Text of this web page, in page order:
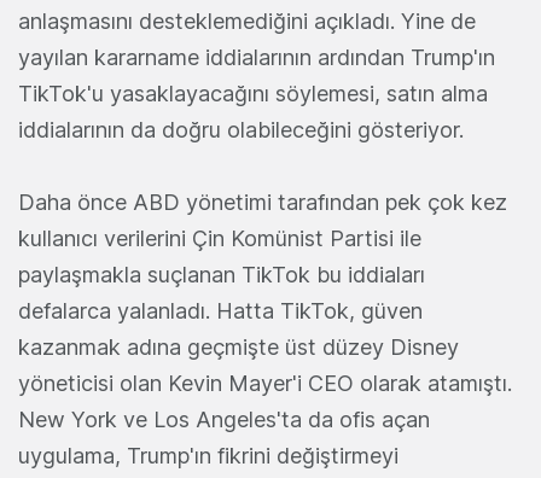
anlaşmasını desteklemediğini açıkladı. Yine de
yayılan kararname iddialarının ardından Trump'ın
TikTok'u yasaklayacağını söylemesi, satın alma
iddialarının da doğru olabileceğini gösteriyor.
Daha önce ABD yönetimi tarafından pek çok kez
kullanıcı verilerini Çin Komünist Partisi ile
paylaşmakla suçlanan TikTok bu iddiaları
defalarca yalanladı. Hatta TikTok, güven
kazanmak adına geçmişte üst düzey Disney
yöneticisi olan Kevin Mayer'i CEO olarak atamıştı.
New York ve Los Angeles'ta da ofis açan
uygulama, Trump'ın fikrini değiştirmeyi